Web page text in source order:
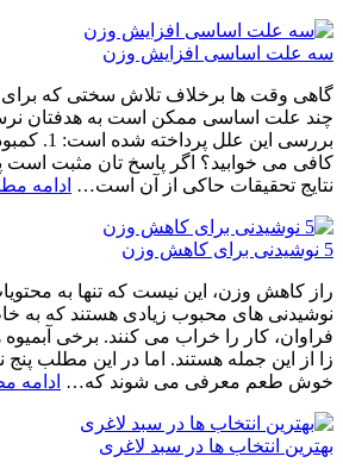
سه علت اساسی افزایش وزن
گاهی وقت ها برخلاف تلاش سختی که
چند علت اساسی ممکن است به هدفتان
بررسی این
کافی می خوابید؟ اگر پاسخ تان مثبت
نتایج تحقیقات حاکی از آن است… ادامه
5 نوشیدنی برای کاهش وزن
راز کاهش وزن، این نیست که تنها به
نوشیدنی های محبوب زیادی هستند که به
فراوان، کار را خراب می کنند. برخی
زا از این جمله هستند. اما در این مطلب
خوش طعم معرفی می شوند که… ادامه
بهترین انتخاب ها در سبد لاغری